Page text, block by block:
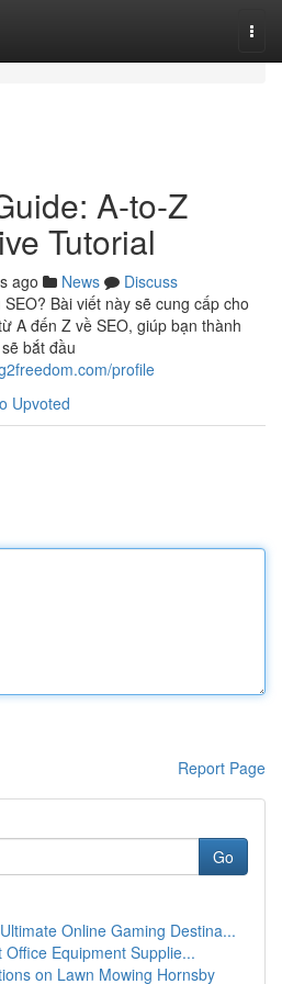
A-to-Z
Tutorial
ago News
Discuss
Bài viết này sẽ cung cấp cho
A đến Z về SEO, giúp bạn thành
bắt đầu
profile
Upvoted
Report Page
Go
Online Gaming Destina...
Office Equipment Supplie...
on Lawn Mowing Hornsby